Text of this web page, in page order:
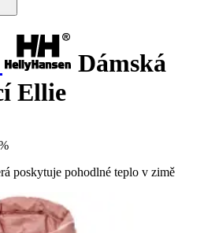
Dámská
Ellie
poskytuje pohodlné teplo v zimě